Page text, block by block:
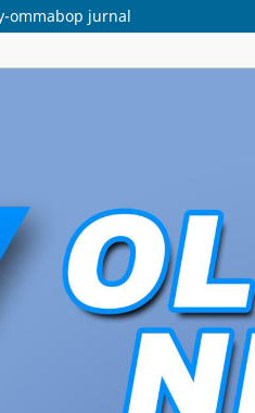
ommabop jurnal